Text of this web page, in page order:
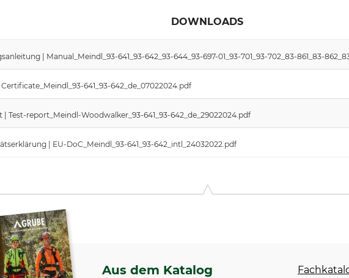
DOWNLOADS
| Manual_Meindl_93-641_93-642_93-644_93-697-01_93-701_93-702_83-861_83-
641_93-642_de_07022024.pdf
| Test-report_Meindl-Woodwalker_93-641_93-642_de_29022024.pdf
| EU-DoC_Meindl_93-641_93-642_intl_24032022.pdf
Aus dem Katalog